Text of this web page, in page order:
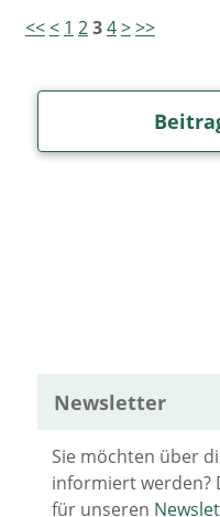
<<< 1 234>>>
Newsletter
Sie möchten über
informiert werden?
für unseren